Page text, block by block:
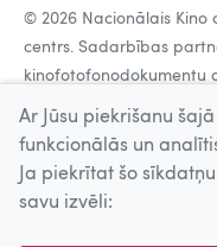
© 2026 Nacionālais Kino
centrs. Sadarbības
kinofotofonodokumentu
Ar Jūsu piekrišanu
funkcionālās un
Ja piekrītat šo
savu izvēli: